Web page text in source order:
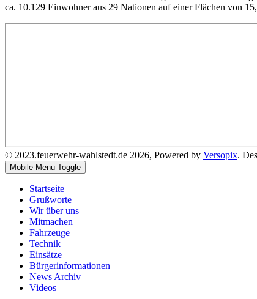
ca. 10.129 Einwohner aus 29 Nationen auf einer Flächen von
© 2023.feuerwehr-wahlstedt.de 2026, Powered by Versopix.
Mobile Menu Toggle
Startseite
Grußworte
Wir über uns
Mitmachen
Fahrzeuge
Technik
Einsätze
Bürgerinformationen
News Archiv
Videos